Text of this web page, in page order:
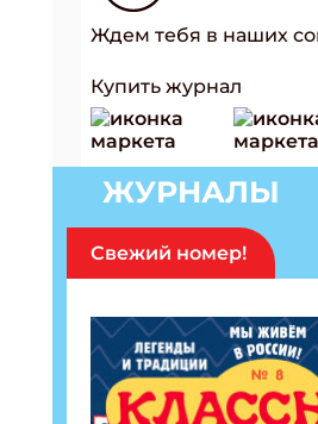
Ждем тебя в наших
Купить журнал
ЖУРНАЛЫ
Свежий номер!